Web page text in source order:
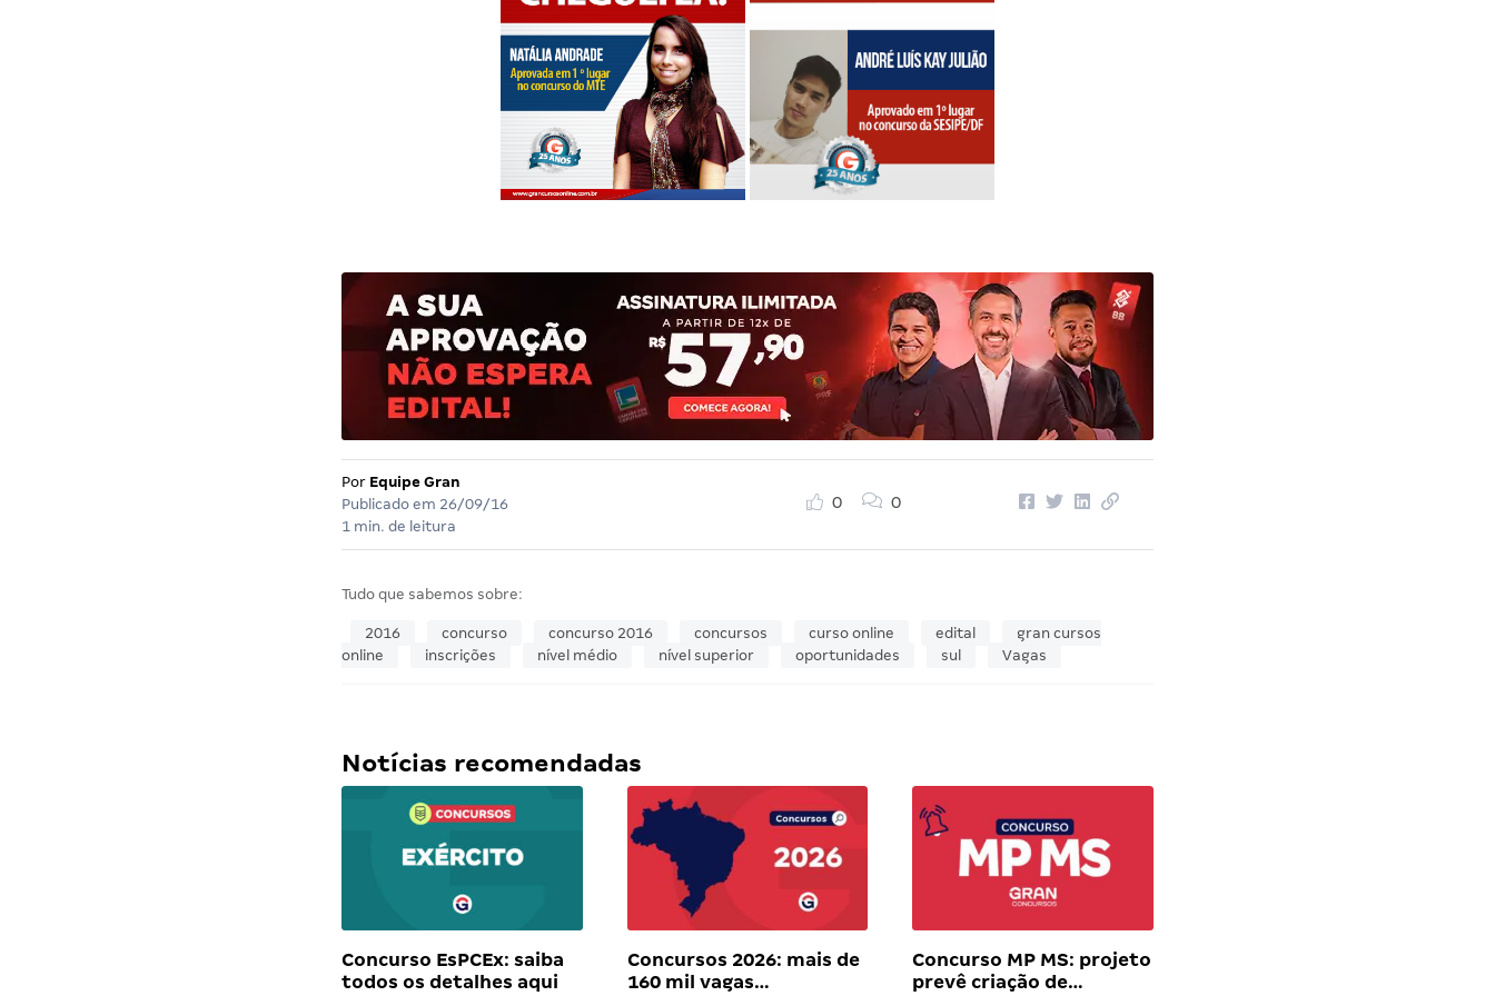
Por Equipe Gran
Publicado em 26/09/16
1 min. de leitura
0 0
Tudo que sabemos sobre:
2016 concurso concurso 2016 concursos curso online edital
gran cursos
online
inscrições nível médio nível superior oportunidades sul Vagas
Notícias recomendadas
Concurso EsPCEx: saiba
todos os detalhes aqui
Concursos 2026: mais de
160 mil vagas…
Concurso MP MS: projeto
prevê criação de…